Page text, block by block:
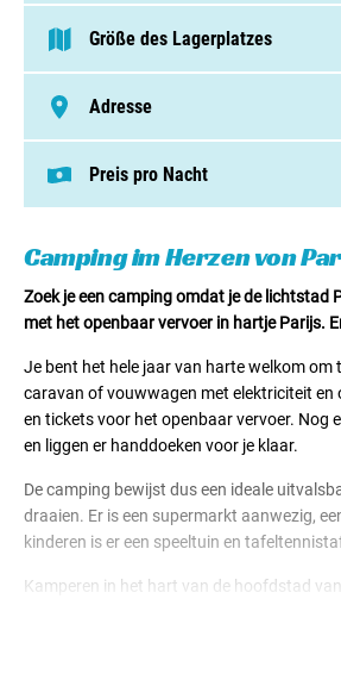
Camping im Herzen von
Zoek je een camping omdat je de lichtstad
met het openbaar vervoer in hartje Parijs.
Je bent het hele jaar van harte welkom om
caravan of vouwwagen met elektriciteit en
en tickets voor het openbaar vervoer. Nog
en liggen er handdoeken voor je klaar.
De camping bewijst dus een ideale
draaien. Er is een supermarkt aanwezig,
kinderen is er een speeltuin en
Kamperen in het hart van de hoofdstad
Größe des Lagerplatzes
> 250 Pitches
Adresse
Boulevard Des Alliés 110, 94500,
Preis pro Nacht
Pitches von € 19,50